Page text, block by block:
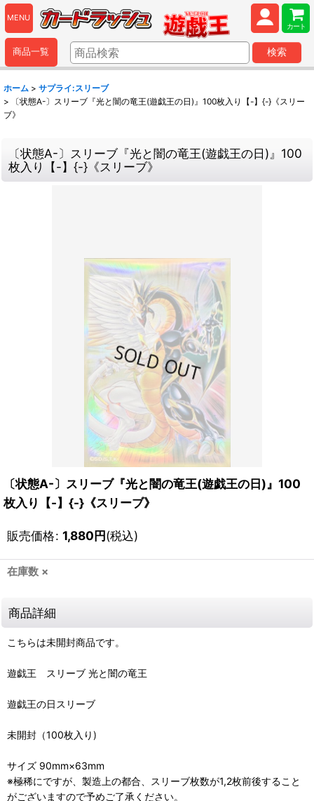
MENU
カート
商品一覧 検索
ホーム > サプライ:スリーブ
>
〔状態A-〕スリーブ『光と闇の竜王(遊戯王の日)』100枚入り【-】{-}《スリー
ブ》
〔状態A-〕スリーブ『光と闇の竜王(遊戯王の日)』100
枚入り【-】{-}《スリーブ》
〔状態A-〕スリーブ『光と闇の竜王(遊戯王の日)』100
枚入り【-】{-}《スリーブ》
販売価格: 1,880円(税込)
在庫数 ×
商品詳細
こちらは未開封商品です。
遊戯王 スリーブ 光と闇の竜王
遊戯王の日スリーブ
未開封（100枚入り)
サイズ 90mm×63mm
※極稀にですが、製造上の都合、スリーブ枚数が1,2枚前後すること
がございますので予めご了承ください。